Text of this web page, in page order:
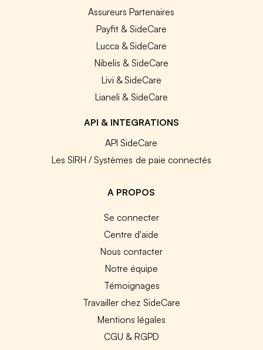
Assureurs Partenaires
Payfit & SideCare
Lucca & SideCare
Nibelis & SideCare
Livi & SideCare
Lianeli & SideCare
API & INTEGRATIONS
API SideCare
Les SIRH / Systèmes de paie connectés
A PROPOS
Se connecter
Centre d'aide
Nous contacter
Notre équipe
Témoignages
Travailler chez SideCare
Mentions légales
CGU & RGPD